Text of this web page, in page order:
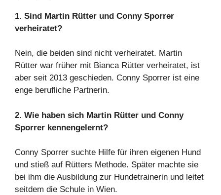
1. Sind Martin Rütter und Conny Sporrer
verheiratet?
Nein, die beiden sind nicht verheiratet. Martin
Rütter war früher mit Bianca Rütter verheiratet, ist
aber seit 2013 geschieden. Conny Sporrer ist eine
enge berufliche Partnerin.
2. Wie haben sich Martin Rütter und Conny
Sporrer kennengelernt?
Conny Sporrer suchte Hilfe für ihren eigenen Hund
und stieß auf Rütters Methode. Später machte sie
bei ihm die Ausbildung zur Hundetrainerin und leitet
seitdem die Schule in Wien.